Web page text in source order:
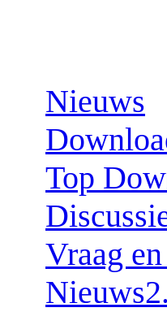
Nieuws
Top
Vraag